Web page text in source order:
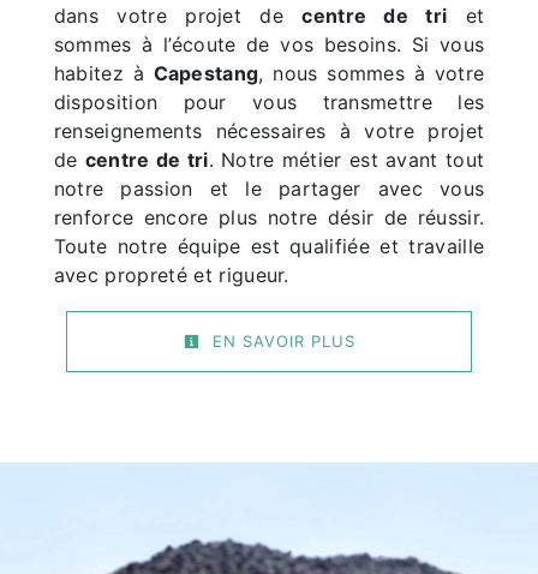
dans votre projet decentre de tri et
sommes à l’écoute de vos besoins. Si vous
habitez à Capestang, nous sommes à votre
disposition pour vous transmettre les
renseignements nécessaires à votre projet
de centre de tri. Notre métier est avant tout
notre passion et le partager avec vous
renforce encore plus notre désir de réussir.
Toute notre équipe est qualifiée et travaille
avec propreté et rigueur.
EN SAVOIR PLUS